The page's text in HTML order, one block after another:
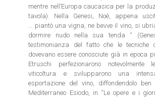
mentre nell’Europa caucasica per la
tavola). Nella Genesi, Noè, appena
… piantò una vigna, ne bevve il vino, si
dormire nudo nella sua tenda “
testimonianza del fatto che le tecniche
dovevano essere conosciute già in epoca
Etruschi perfezionarono notevolmente
viticoltura e svilupparono una
esportazione del vino, diffondendolo
Mediterraneo Esiodo, in “Le opere e i